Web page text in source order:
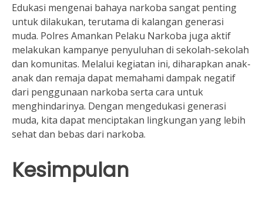
Edukasi mengenai bahaya narkoba sangat penting
untuk dilakukan, terutama di kalangan generasi
muda. Polres Amankan Pelaku Narkoba juga aktif
melakukan kampanye penyuluhan di sekolah-sekolah
dan komunitas. Melalui kegiatan ini, diharapkan anak-
anak dan remaja dapat memahami dampak negatif
dari penggunaan narkoba serta cara untuk
menghindarinya. Dengan mengedukasi generasi
muda, kita dapat menciptakan lingkungan yang lebih
sehat dan bebas dari narkoba.
Kesimpulan